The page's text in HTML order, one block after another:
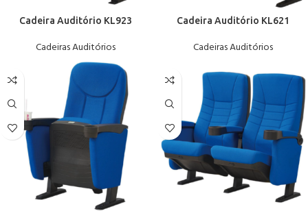
Cadeira Auditório KL923
Cadeiras Auditórios
Cadeira Auditório KL621
Cadeiras Auditórios